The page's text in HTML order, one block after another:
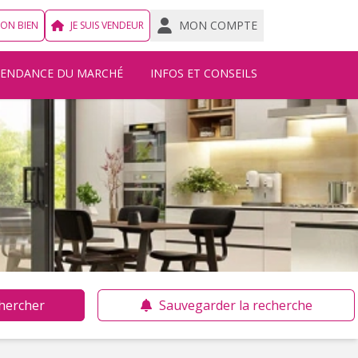
BIEN JE SUIS VENDEUR MON COMPTE
DU MARCHÉ INFOS ET CONSEILS
Sauvegarder la recherche